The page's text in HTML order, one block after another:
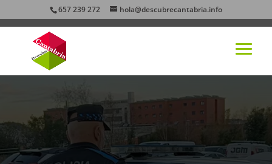
657 239 272 hola@descubrecantabria.info